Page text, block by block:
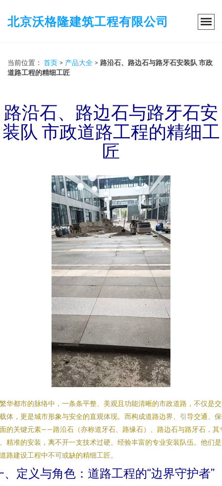
北京沃格隆建筑工程有限公司
当前位置： 首页 > 产品大全 > 路沿石、路边石与路牙石安装队 市政
道路工程的精细工匠
路沿石、路边石与路牙石安
装队 市政道路工程的精细工
匠
华都市的脉络中，一条条平整、美观且功能清晰的市政道路，不仅是
体，更是城市形象与安全的直观体现。而构成道路边界、引导交通、
的关键元素——路沿石（亦称道牙石、路缘石）、路边石与路牙石，其
精准的安装，离不开一支技术过硬、经验丰富的专业安装队伍。他们
路建设工程中不可或缺的精细工匠。
、定义与角色：道路工程的“边界守护者”